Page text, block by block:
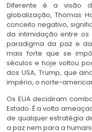
Diferente é a visão
globalização, Thomas
conceito negativo,
da intimidação entre os
paradigma da paz e
mais forte que se
séculos e hoje voltou
dos USA, Trump, que
império, o norte-
Os EUA decidiram
Estado. É a volta
de qualquer estratégia
a paz nem para a